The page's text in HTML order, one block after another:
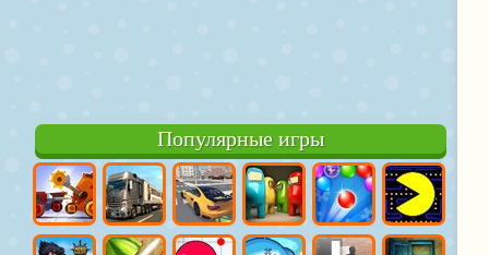
Популярные игры